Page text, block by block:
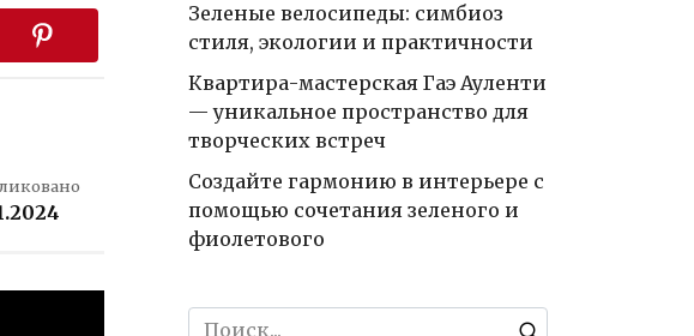
Зеленые велосипеды: симбиоз
стиля, экологии и практичности
Квартира-мастерская Гаэ Ауленти
— уникальное пространство для
творческих встреч
Создайте гармонию в интерьере с
помощью сочетания зеленого и
фиолетового
Search